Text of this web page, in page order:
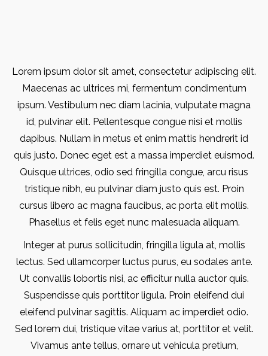
Lorem ipsum dolor sit amet, consectetur adipiscing elit.
Maecenas ac ultrices mi, fermentum condimentum
ipsum. Vestibulum nec diam lacinia, vulputate magna
id, pulvinar elit. Pellentesque congue nisi et mollis
dapibus. Nullam in metus et enim mattis hendrerit id
quis justo. Donec eget est a massa imperdiet euismod.
Quisque ultrices, odio sed fringilla congue, arcu risus
tristique nibh, eu pulvinar diam justo quis est. Proin
cursus libero ac magna faucibus, ac porta elit mollis.
Phasellus et felis eget nunc malesuada aliquam.
Integer at purus sollicitudin, fringilla ligula at, mollis
lectus. Sed ullamcorper luctus purus, eu sodales ante.
Ut convallis lobortis nisi, ac efficitur nulla auctor quis.
Suspendisse quis porttitor ligula. Proin eleifend dui
eleifend pulvinar sagittis. Aliquam ac imperdiet odio.
Sed lorem dui, tristique vitae varius at, porttitor et velit.
Vivamus ante tellus, ornare ut vehicula pretium,